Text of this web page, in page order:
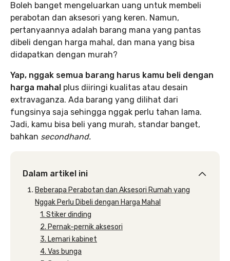
Boleh banget mengeluarkan uang untuk membeli
perabotan dan aksesori yang keren. Namun,
pertanyaannya adalah barang mana yang pantas
dibeli dengan harga mahal, dan mana yang bisa
didapatkan dengan murah?
Yap, nggak semua barang harus kamu beli dengan
harga mahal plus diiringi kualitas atau desain
extravaganza. Ada barang yang dilihat dari
fungsinya saja sehingga nggak perlu tahan lama.
Jadi, kamu bisa beli yang murah, standar banget,
bahkan secondhand.
Dalam artikel ini
Beberapa Perabotan dan Aksesori Rumah yang
Nggak Perlu Dibeli dengan Harga Mahal
1. Stiker dinding
2. Pernak-pernik aksesori
3. Lemari kabinet
4. Vas bunga